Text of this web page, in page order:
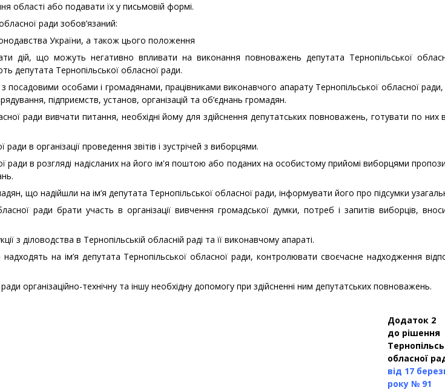
області або подавати їх у письмовій формі.
ради зобов’язаний:
України, а також цього положення
дій, що можуть негативно впливати на виконання повноважень депутата Тернопільської
депутата Тернопільської обласної ради.
посадовими особами і громадянами, працівниками виконавчого апарату Тернопільської обласної ради,
підприємств, установ, організацій та об’єднань громадян.
ради вивчати питання, необхідні йому для здійснення депутатських повноважень, готувати по них
в організації проведення звітів і зустрічей з виборцями.
ради в розгляді надісланих на його ім'я поштою або поданих на особистому прийомі виборцями
що надійшли на ім’я депутата Тернопільської обласної ради, інформувати його про підсумки
ради брати участь в організації вивчення громадської думки, потреб і запитів виборців,
з діловодства в Тернопільській обласній раді та її виконавчому апараті.
на ім’я депутата Тернопільської обласної ради, контролювати своєчасне надходження
організаційно-технічну та іншу необхідну допомогу при здійсненні ним депутатських повноважень.
Додаток 2
до рішення
обласної
від 17
року № 91